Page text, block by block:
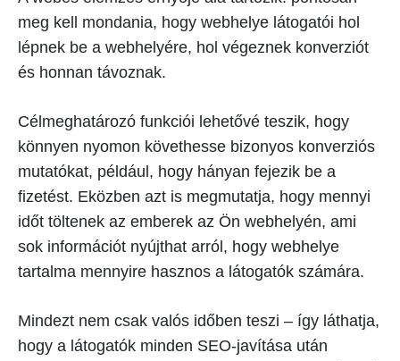
meg kell mondania, hogy webhelye látogatói hol
lépnek be a webhelyére, hol végeznek konverziót
és honnan távoznak.
Célmeghatározó funkciói lehetővé teszik, hogy
könnyen nyomon követhesse bizonyos konverziós
mutatókat, például, hogy hányan fejezik be a
fizetést. Eközben azt is megmutatja, hogy mennyi
időt töltenek az emberek az Ön webhelyén, ami
sok információt nyújthat arról, hogy webhelye
tartalma mennyire hasznos a látogatók számára.
Mindezt nem csak valós időben teszi – így láthatja,
hogy a látogatók minden SEO-javítása után